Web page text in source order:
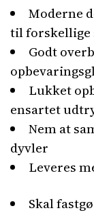
Moderne
til
Godt
Lukket
ensartet
Nem at
dyvler
Leveres
Skal